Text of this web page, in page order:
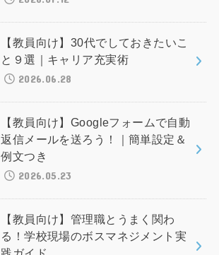
【教員向け】30代でしておきたいこ
と９選｜キャリア充実術
2026.06.28
【教員向け】Googleフォームで自動
返信メールを送ろう！｜簡単設定＆
例文つき
2026.05.23
【教員向け】管理職とうまく関わ
る！学校現場のボスマネジメント実